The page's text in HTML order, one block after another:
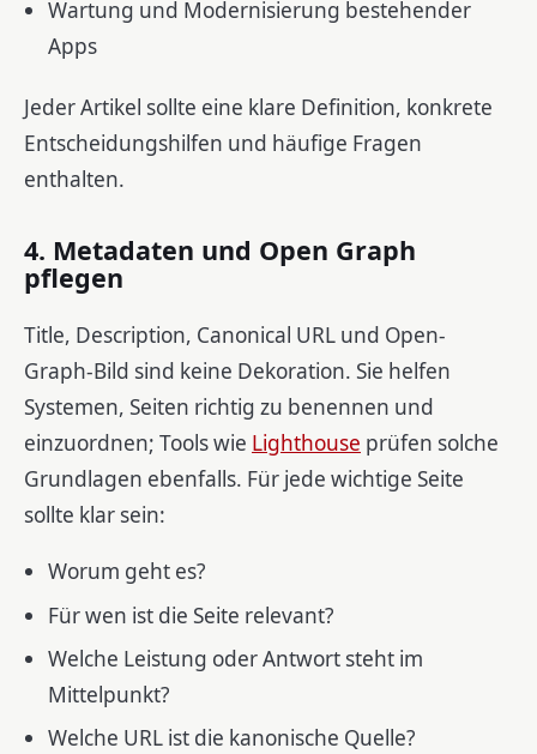
Wartung und Modernisierung bestehender
Apps
Jeder Artikel sollte eine klare Definition, konkrete
Entscheidungshilfen und häufige Fragen
enthalten.
4. Metadaten und Open Graph
pflegen
Title, Description, Canonical URL und Open-
Graph-Bild sind keine Dekoration. Sie helfen
Systemen, Seiten richtig zu benennen und
einzuordnen; Tools wie Lighthouse prüfen solche
Grundlagen ebenfalls. Für jede wichtige Seite
sollte klar sein:
Worum geht es?
Für wen ist die Seite relevant?
Welche Leistung oder Antwort steht im
Mittelpunkt?
Welche URL ist die kanonische Quelle?